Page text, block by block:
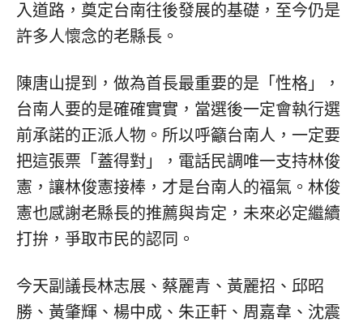
入道路，奠定台南往後發展的基礎，至今仍是
許多人懷念的老縣長。
陳唐山提到，做為首長最重要的是「性格」，
台南人要的是確確實實，當選後一定會執行選
前承諾的正派人物。所以呼籲台南人，一定要
把這張票「蓋得對」，電話民調唯一支持林俊
憲，讓林俊憲接棒，才是台南人的福氣。林俊
憲也感謝老縣長的推薦與肯定，未來必定繼續
打拚，爭取市民的認同。
今天副議長林志展、蔡麗青、黃麗招、邱昭
勝、黃肇輝、楊中成、朱正軒、周嘉韋、沈震